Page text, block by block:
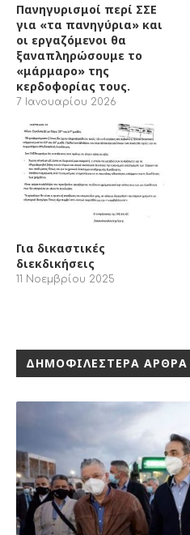
Πανηγυρισμοί περί ΣΣΕ
για «τα πανηγύρια» και
οι εργαζόμενοι θα
ξαναπληρώσουμε το
«μάρμαρο» της
κερδοφορίας τους.
7 Ιανουαρίου 2026
Για δικαστικές
διεκδικήσεις
11 Νοεμβρίου 2025
ΔΗΜΟΦΙΛΕΣΤΕΡΑ ΑΡΘΡΑ